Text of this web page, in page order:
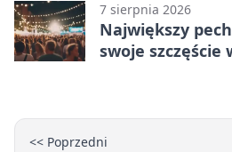
7 sierpnia 2026
Największy
swoje szczęście
<< Poprzedni